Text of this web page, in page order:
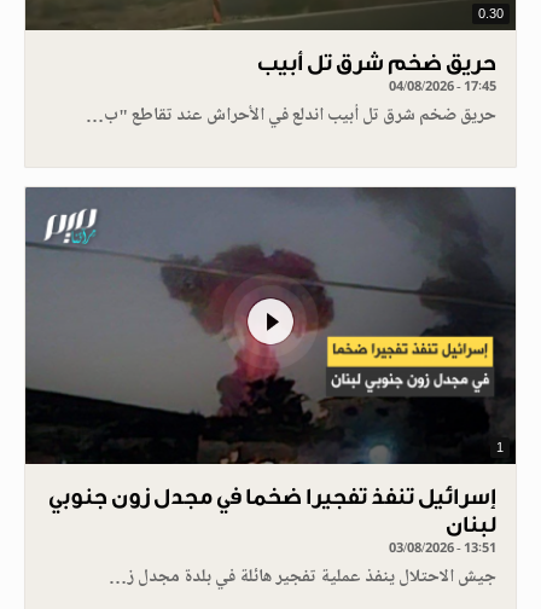
0.30
حريق ضخم شرق تل أبيب
04/08/2026 - 17:45
حريق ضخم شرق تل أبيب اندلع في الأحراش عند تقاطع "ب…
1
إسرائيل تنفذ تفجيرا ضخما في مجدل زون جنوبي
لبنان
03/08/2026 - 13:51
جيش الاحتلال ينفذ عملية تفجير هائلة في بلدة مجدل ز…